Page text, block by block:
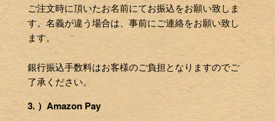
ご注文時に頂いたお名前にてお振込をお願い致しま
す。名義が違う場合は、事前にご連絡をお願い致し
ます。
銀行振込手数料はお客様のご負担となりますのでご
了承ください。
3. ）Amazon Pay